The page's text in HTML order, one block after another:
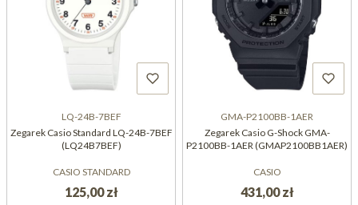
LQ-24B-7BEF
Zegarek Casio Standard LQ-24B-7BEF
(LQ24B7BEF)
CASIO STANDARD
125,00 zł
GMA-P2100BB-1AER
Zegarek Casio G-Shock GMA-
P2100BB-1AER (GMAP2100BB1AER)
CASIO
431,00 zł